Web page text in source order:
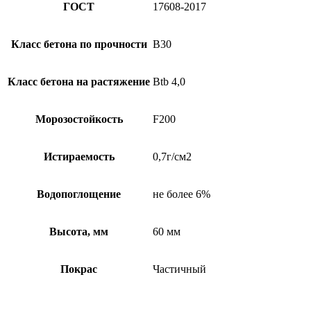
ГОСТ 17608-2017
Класс бетона по прочности B30
Класс бетона на растяжение Btb 4,0
Морозостойкость F200
Истираемость 0,7г/см2
Водопоглощение не более 6%
Высота, мм 60 мм
Покрас Частичный